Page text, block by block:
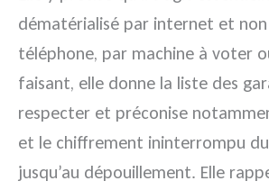
dématérialisé par internet et
téléphone, par machine à voter
faisant, elle donne la liste des
respecter et préconise
et le chiffrement ininterrompu
jusqu’au dépouillement. Elle